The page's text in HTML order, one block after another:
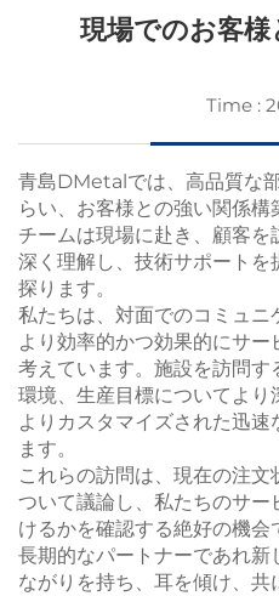
現場でのお客
Time :
青島DMetalでは、高品質な
らい、お客様との強い関係
チームは現場に赴き、顧客を
深く理解し、技術サポートを
探ります。
私たちは、対面でのコミュ
より効率的かつ効果的にサー
考えています。施設を訪問
環境、生産目標についてよ
よりカスタマイズされた迅
ます。
これらの訪問は、現在の注
ついて議論し、私たちのサ
けるかを確認する絶好の機会
長期的なパートナーであれ
ながりを持ち、耳を傾け、